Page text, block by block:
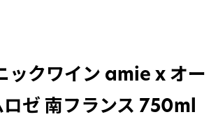
ックワイン amie x オー
ゼ 南フランス 750ml